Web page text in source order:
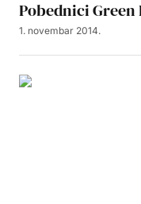
Pobednici Green
1. novembar 2014.